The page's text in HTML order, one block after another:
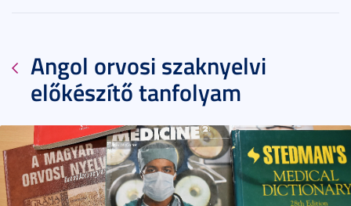
Angol orvosi szaknyelvi
előkészítő tanfolyam